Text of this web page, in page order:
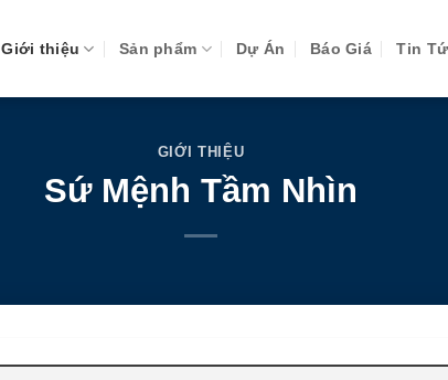
Giới thiệu Sản phẩm Dự Án Báo Giá Tin
GIỚI THIỆU
Sứ Mệnh Tầm Nhìn